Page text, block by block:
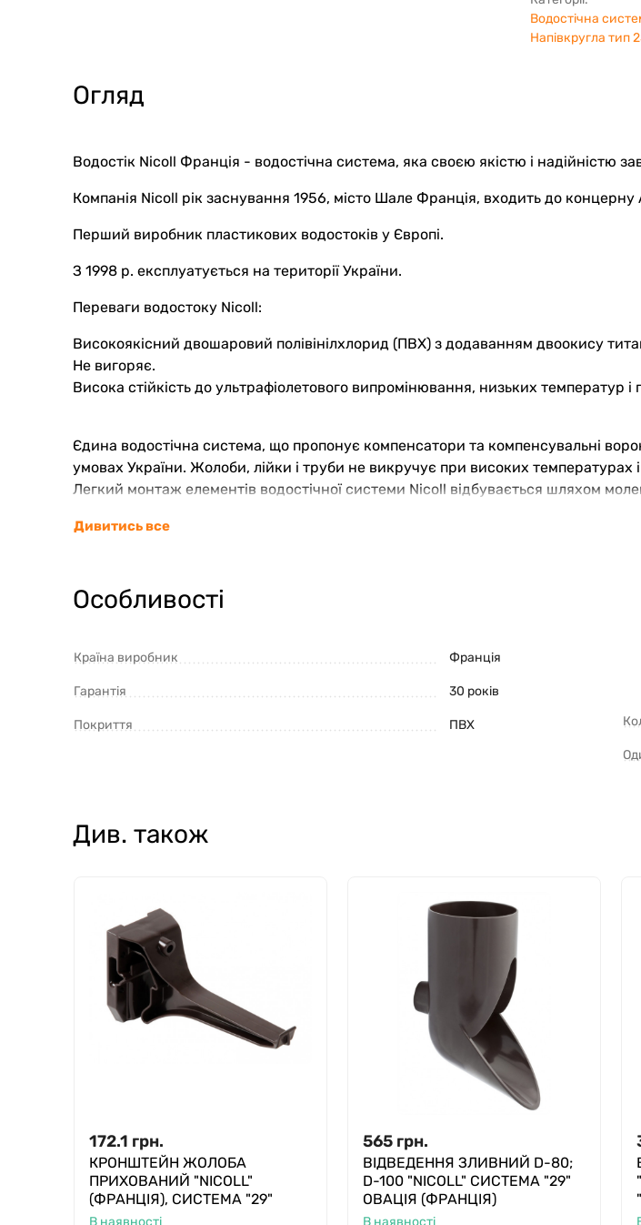
Водостічна
Напівкругла тип
Огляд
Водостік Nicoll Франція - водостічна система, яка своєю якістю і надійністю
Компанія Nicoll рік заснування 1956, місто Шале Франція, входить до концерну
Перший виробник пластикових водостоків у Європі.
З 1998 р. експлуатується на території України.
Переваги водостоку Nicoll:
Високоякісний двошаровий полівінілхлорид (ПВХ) з додаванням двоокису
Не вигоряє.
Висока стійкість до ультрафіолетового випромінювання, низьких температур
Єдина водостічна система, що пропонує компенсатори та компенсувальні
умовах України. Жолоби, лійки і труби не викручує при високих температурах
Легкий монтаж елементів водостічної системи Nicoll відбувається шляхом
Водостік з ПВХ не схильний до впливу корозії, стійкий до механічних
Дивитись все
Особливості
Країна виробник Франція
Гарантія 30 років
Покриття ПВХ
Див. також
172.1 грн.
КРОНШТЕЙН ЖОЛОБА
ПРИХОВАНИЙ "NICOLL"
(ФРАНЦІЯ), СИСТЕМА "29"
565 грн.
ВІДВЕДЕННЯ ЗЛИВНИЙ D-80;
D-100 "NICOLL" СИСТЕМА "29"
ОВАЦІЯ (ФРАНЦІЯ)